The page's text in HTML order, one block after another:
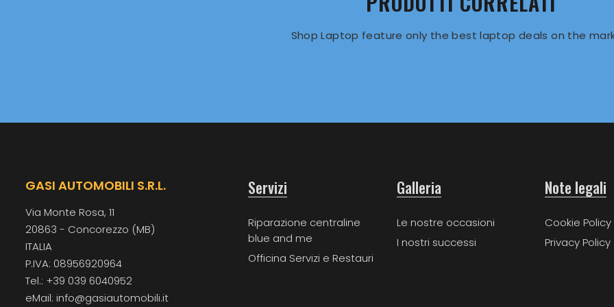
Shop Laptop feature only the best laptop deals on the
GASI AUTOMOBILI S.R.L.
Via Monte Rosa, 11
20863 - Concorezzo (MB)
ITALIA
P.IVA: 08956920964
Tel.: +39 039 6040952
eMail: info@gasiautomobili.it
Servizi
Riparazione centraline
blue and me
Officina Servizi e Restauri
Galleria
Le nostre occasioni
I nostri successi
Note legali
Cookie Policy
Privacy Policy